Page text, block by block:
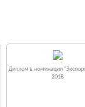
Диплом в номинации
2018